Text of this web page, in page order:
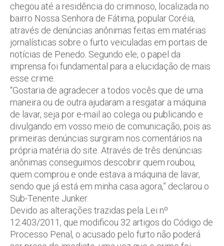
chegou até a residência do criminoso, localizada no
bairro Nossa Senhora de Fátima, popular Coréia,
através de denúncias anônimas feitas em matérias
jornalísticas sobre o furto veiculadas em portais de
notícias de Penedo. Segundo ele, o papel da
imprensa foi fundamental para a elucidação de mais
esse crime.
“Gostaria de agradecer a todos vocês que de uma
maneira ou de outra ajudaram a resgatar a máquina
de lavar, seja por e-mail ao colega ou publicando e
divulgando em vosso meio de comunicação, pois as
primeiras denúncias surgiram nos comentários na
própria matéria do site. Através de três denúncias
anônimas conseguimos descobrir quem roubou,
quem comprou e onde estava a máquina de lavar,
sendo que já está em minha casa agora,” declarou o
Sub-Tenente Junker.
Devido as alterações trazidas pela Lei nº
12.403/2011, que modificou 32 artigos do Código de
Processo Penal, o acusado pelo furto não poderá